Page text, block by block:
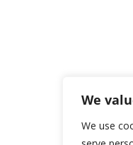
We
We use